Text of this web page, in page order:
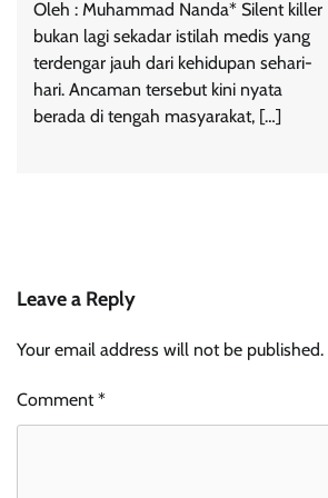
Oleh : Muhammad Nanda* Silent killer
bukan lagi sekadar istilah medis yang
terdengar jauh dari kehidupan sehari-
hari. Ancaman tersebut kini nyata
berada di tengah masyarakat, […]
Leave a Reply
Your email address will not be published.
Comment*